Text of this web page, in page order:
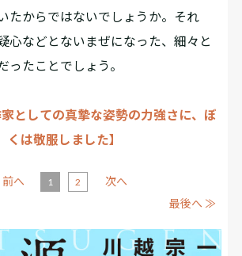
たからではないでしょうか。それ
心などとないまぜになった、細々と
ったことでしょう。
としての真摯な姿勢の力強さに、ぼ
くは敬服しました】
前へ 1 2
次へ
最後へ ≫